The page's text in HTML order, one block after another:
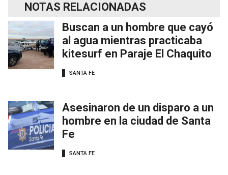
NOTAS RELACIONADAS
Buscan a un hombre que cayó
al agua mientras practicaba
kitesurf en Paraje El Chaquito
SANTA FE
Asesinaron de un disparo a un
hombre en la ciudad de Santa
Fe
SANTA FE